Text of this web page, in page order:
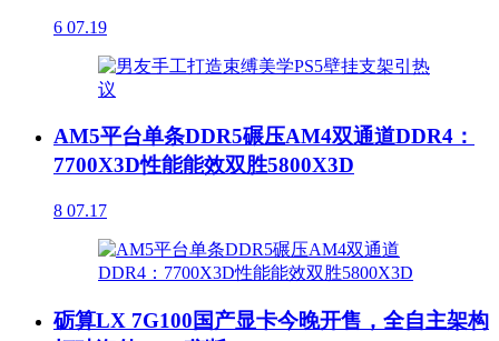
6 07.19
AM5平台单条DDR5碾压AM4双通道DDR4：
7700X3D性能能效双胜5800X3D
8 07.17
砺算LX 7G100国产显卡今晚开售，全自主架构